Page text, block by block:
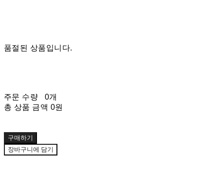
품절된 상품입니다.
주문 수량
0개
총 상품 금액 0원
구매하기
장바구니에 담기